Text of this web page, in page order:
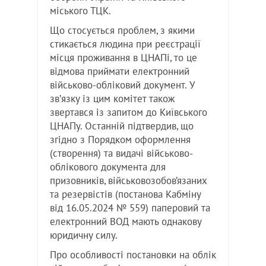
міського ТЦК.
Що стосується проблем, з якими
стикається людина при реєстрації
місця проживання в ЦНАПі, то це
відмова приймати електронний
військово-обліковий документ. У
звʼязку із цим комітет також
звертався із запитом до Київського
ЦНАПу. Останній підтвердив, що
згідно з Порядком оформлення
(створення) та видачі військово-
облікового документа для
призовників, військовозобов’язаних
та резервістів (постанова Кабміну
від 16.05.2024 № 559) паперовий та
електронний ВОД мають однакову
юридичну силу.
Про особливості постановки на облік